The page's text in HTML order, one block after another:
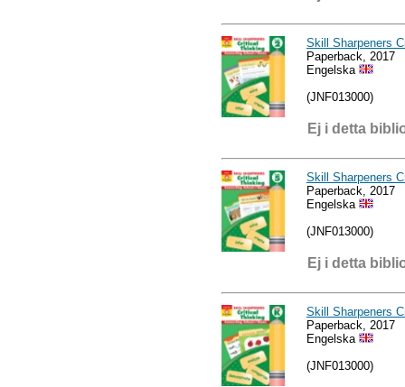
Skill Sharpeners
Paperback, 2017
Engelska
(JNF013000)
Ej i detta
Skill Sharpeners
Paperback, 2017
Engelska
(JNF013000)
Ej i detta
Skill Sharpeners
Paperback, 2017
Engelska
(JNF013000)